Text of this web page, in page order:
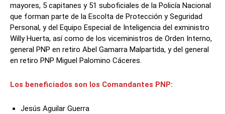
mayores, 5 capitanes y 51 suboficiales de la Policía Nacional
que forman parte de la Escolta de Protección y Seguridad
Personal, y del Equipo Especial de Inteligencia del exministro
Willy Huerta, así como de los viceministros de Orden Interno,
general PNP en retiro Abel Gamarra Malpartida, y del general
en retiro PNP Miguel Palomino Cáceres.
Los beneficiados son los Comandantes PNP:
Jesús Aguilar Guerra